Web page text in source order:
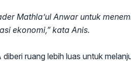
Mathla’ul Anwar untuk
ekonomi,” kata Anis.
ruang lebih luas untuk